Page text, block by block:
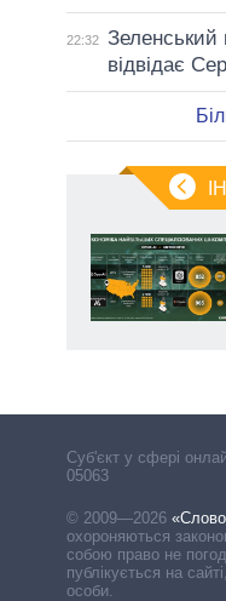
22:32
відвідає
Cуб'єкт у сфері
05063
© 2009—2026 «Слово
охороняються
собою право не
публікується на
особи.